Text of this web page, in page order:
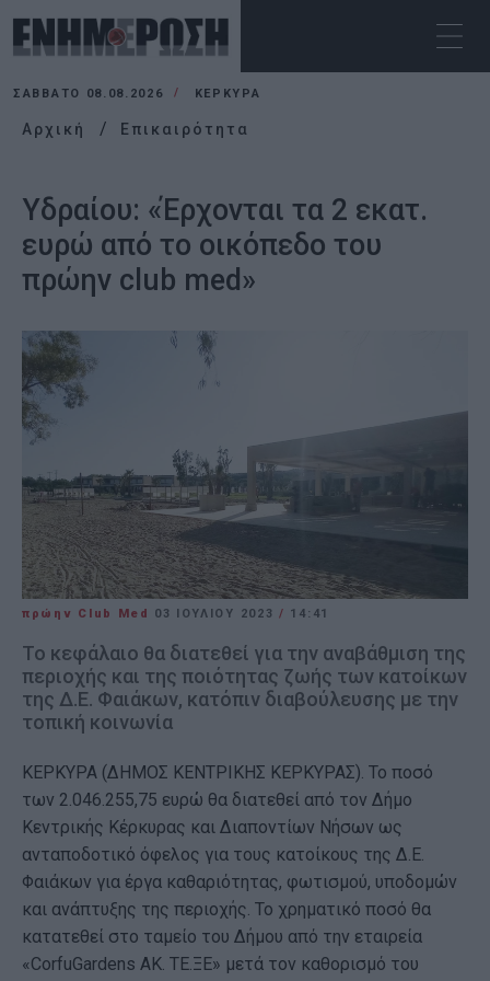
ΣΆΒΒΑΤΟ 08.08.2026 ΚΕΡΚΥΡΑ
Αρχική Επικαιρότητα
Υδραίου: «Έρχονται τα 2 εκατ.
ευρώ από το οικόπεδο του
πρώην club med»
πρώην Club Med 03 ΙΟΥΛΊΟΥ 2023/ 14:41
Το κεφάλαιο θα διατεθεί για την αναβάθμιση της
περιοχής και της ποιότητας ζωής των κατοίκων
της Δ.Ε. Φαιάκων, κατόπιν διαβούλευσης με την
τοπική κοινωνία
ΚΕΡΚΥΡΑ (ΔΗΜΟΣ ΚΕΝΤΡΙΚΗΣ ΚΕΡΚΥΡΑΣ). Το ποσό
των 2.046.255,75 ευρώ θα διατεθεί από τον Δήμο
Κεντρικής Κέρκυρας και Διαποντίων Νήσων ως
ανταποδοτικό όφελος για τους κατοίκους της Δ.Ε.
Φαιάκων για έργα καθαριότητας, φωτισμού, υποδομών
και ανάπτυξης της περιοχής. Το χρηματικό ποσό θα
κατατεθεί στο ταμείο του Δήμου από την εταιρεία
«CorfuGardens ΑΚ. ΤΕ.ΞΕ» μετά τον καθορισμό του